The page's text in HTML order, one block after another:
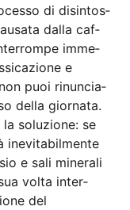
di disin­tos­
dal­la caf­
imme­
e
puoi rin­un­cia­
del­la gior­na­ta.
solu­zi­o­ne: se
ine­vi­ta­bilm­en­te
e sali mine­ra­li
vol­ta inter­
del